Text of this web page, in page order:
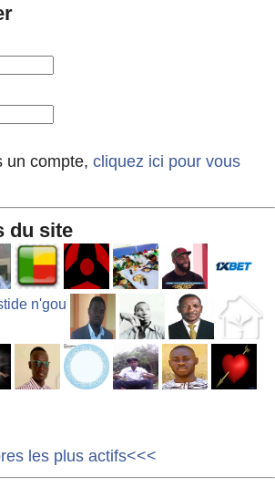
un compte, cliquez ici pour vous
du site
les plus actifs<<<